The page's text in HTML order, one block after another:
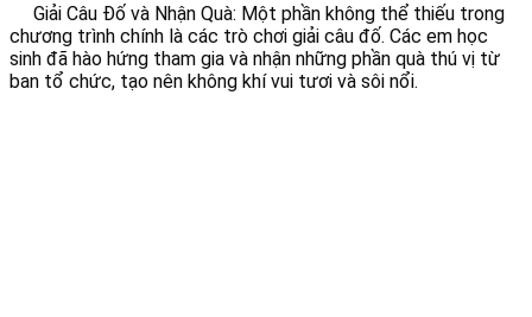
Giải Câu Đố và Nhận Quà: Một phần không thể thiếu trong
chương trình chính là các trò chơi giải câu đố. Các em học
sinh đã hào hứng tham gia và nhận những phần quà thú vị từ
ban tổ chức, tạo nên không khí vui tươi và sôi nổi.